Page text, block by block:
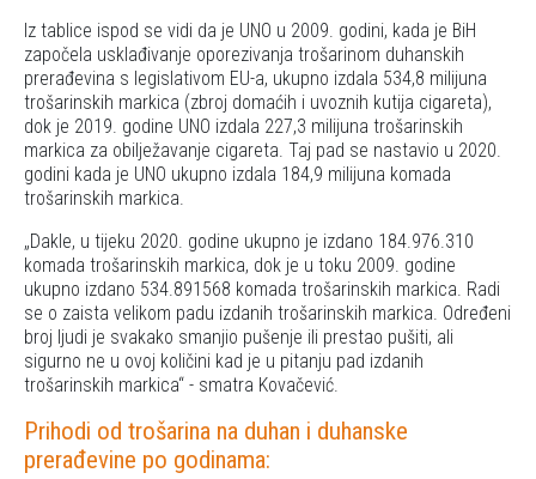
Iz tablice ispod se vidi da je UNO u 2009. godini, kada je BiH
započela usklađivanje oporezivanja trošarinom duhanskih
prerađevina s legislativom EU-a, ukupno izdala 534,8 milijuna
trošarinskih markica (zbroj domaćih i uvoznih kutija cigareta),
dok je 2019. godine UNO izdala 227,3 milijuna trošarinskih
markica za obilježavanje cigareta. Taj pad se nastavio u 2020.
godini kada je UNO ukupno izdala 184,9 milijuna komada
trošarinskih markica.
Dakle, u tijeku 2020. godine ukupno je izdano 184.976.310
komada trošarinskih markica, dok je u toku 2009. godine
ukupno izdano 534.891568 komada trošarinskih markica. Radi
se o zaista velikom padu izdanih trošarinskih markica. Određeni
broj ljudi je svakako smanjio pušenje ili prestao pušiti, ali
sigurno ne u ovoj količini kad je u pitanju pad izdanih
trošarinskih markica - smatra Kovačević.
Prihodi od trošarina na duhan i duhanske
prerađevine po godinama: